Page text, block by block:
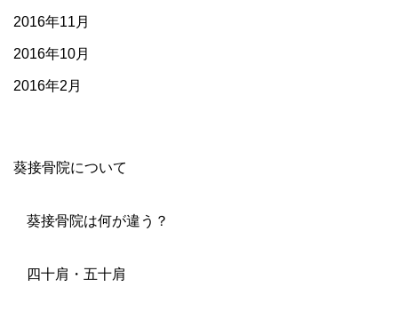
2016年11月
2016年10月
2016年2月
葵接骨院について
葵接骨院は何が違う？
四十肩・五十肩